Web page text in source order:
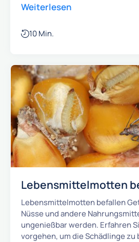
Weiterlesen
10 Min.
Lebensmittelmotten
Lebensmittelmotten befallen
Nüsse und andere
ungenießbar werden. Erfahren
vorgehen, um die Schädlinge zu